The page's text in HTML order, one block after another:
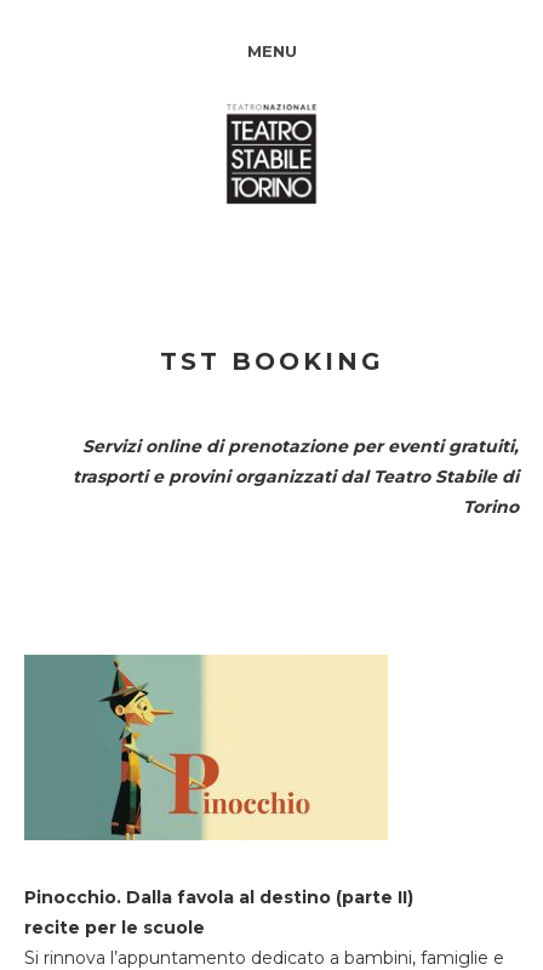
MENU
TST BOOKING
Servizi online di prenotazione per eventi gratuiti,
trasporti e provini organizzati dal Teatro Stabile di
Torino
Pinocchio. Dalla favola al destino (parte II)
recite per le scuole
Si rinnova l’appuntamento dedicato a bambini, famiglie e